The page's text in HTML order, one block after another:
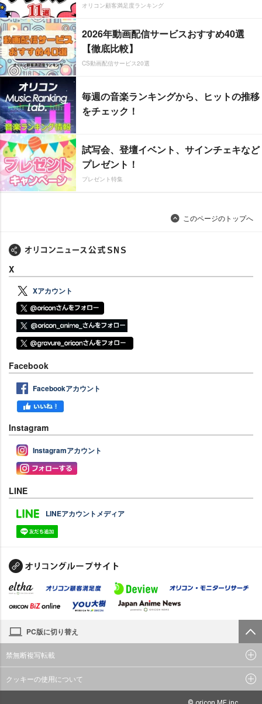
オリコン顧客満足度ランキング
2026年動画配信サービスおすすめ40選
【徹底比較】
CS動画配信サービス20選
毎週の音楽ランキングから、ヒットの推移
をチェック！
試写会、登壇イベント、サインチェキなど
プレゼント！
プレゼント特集
このページのトップへ
X
Xアカウント
Facebook
Facebookアカウント
Instagram
Instagramアカウント
LINE
LINEアカウントメディア
PC版に切り替え
禁無断複写転載
クッキーの使用について